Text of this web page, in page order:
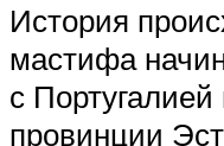
История
мастифа
с Португалией
провинции